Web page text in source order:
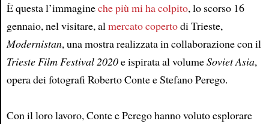
È questa l’immagineche più mi ha colpito, lo scorso 16
gennaio, nel visitare, almercato copertodi Trieste,
Modernistan, una mostra realizzata in collaborazione con il
Trieste Film Festival 2020e ispirata al volumeSoviet Asia,
opera dei fotografi Roberto Conte e Stefano Perego.
Con il loro lavoro, Conte e Perego hanno voluto esplorare